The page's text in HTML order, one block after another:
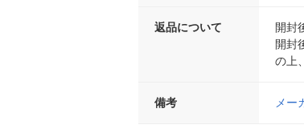
返品について
開封
開封
の上
備考 メー